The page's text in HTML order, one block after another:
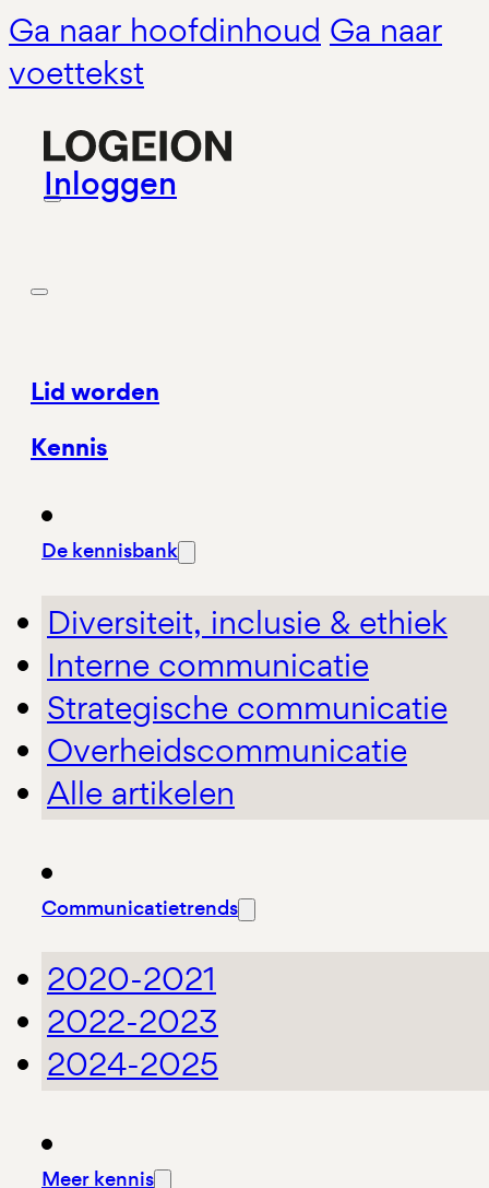
Ga naar hoofdinhoud Ga naar
voettekst
Inloggen
Lid worden
Kennis
De kennisbank
Diversiteit, inclusie & ethiek
Interne communicatie
Strategische communicatie
Overheidscommunicatie
Alle artikelen
Communicatietrends
2020-2021
2022-2023
2024-2025
Meer kennis